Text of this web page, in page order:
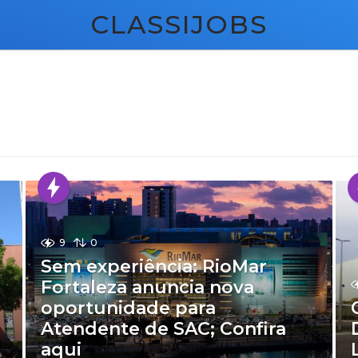
CLASSIJOBS
9 0
Sem experiência: RioMar
Fortaleza anuncia nova
oportunidade para
Atendente de SAC; Confira
aqui